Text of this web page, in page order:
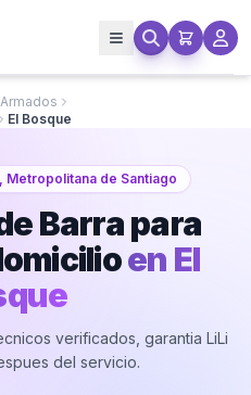
El Bosque
Metropolitana de Santiago
Barra para
en El
verificados, garantia LiLi
del servicio.